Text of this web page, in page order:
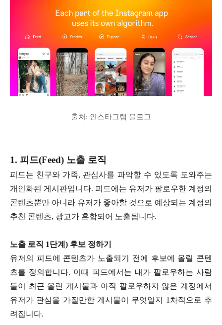
출처: 인스타그램 블로그
1. 피드(Feed) 노출 로직
피드는 친구와 가족, 관심사를 파악할 수 있도록 도와주는
개인화된 게시판입니다. 피드에는 유저가 팔로우한 계정의
콘텐츠뿐만 아니라 유저가 좋아할 것으로 예상되는 계정의
추천 콘텐츠, 광고가 혼합되어 노출됩니다.
노출 로직 1단계) 후보 정하기
유저의 피드에 콘텐츠가 노출되기 전에 후보에 올릴 콘텐
츠를 정의합니다. 이때 피드에서는 내가 팔로우하는 사람
들이 최근 올린 게시물과 아직 팔로우하지 않은 계정에서
유저가 관심을 가질만한 게시물이 무엇일지 1차적으로 추
려집니다.